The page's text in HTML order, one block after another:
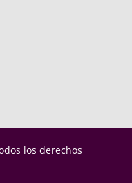
los derechos